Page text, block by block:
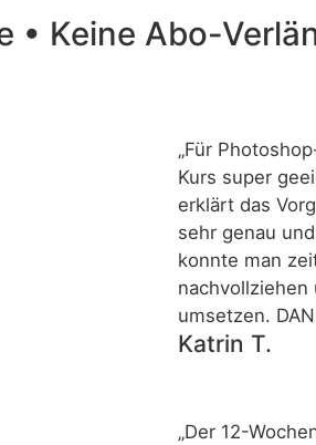
• Keine Abo-
„Für
Kurs super
erklärt das
sehr genau
konnte man
nachvollziehen
umsetzen.
Katrin T.
„Der 12-